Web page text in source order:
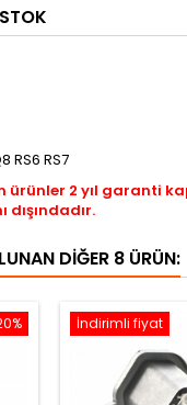
RS6 RS7
ürünler 2 yıl garanti
DIĞER 8 ÜRÜN:
İndirimli fiyat